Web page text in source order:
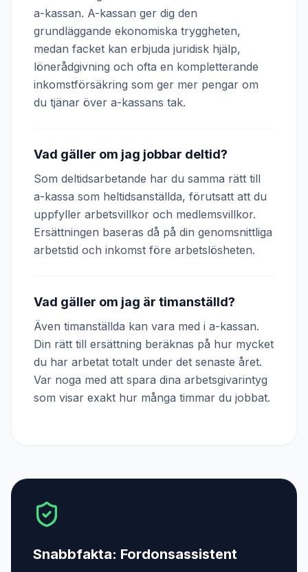
a-kassan. A-kassan ger dig den
grundläggande ekonomiska tryggheten,
medan facket kan erbjuda juridisk hjälp,
lönerådgivning och ofta en kompletterande
inkomstförsäkring som ger mer pengar om
du tjänar över a-kassans tak.
Vad gäller om jag jobbar deltid?
Som deltidsarbetande har du samma rätt till
a-kassa som heltidsanställda, förutsatt att du
uppfyller arbetsvillkor och medlemsvillkor.
Ersättningen baseras då på din genomsnittliga
arbetstid och inkomst före arbetslösheten.
Vad gäller om jag är timanställd?
Även timanställda kan vara med i a-kassan.
Din rätt till ersättning beräknas på hur mycket
du har arbetat totalt under det senaste året.
Var noga med att spara dina arbetsgivarintyg
som visar exakt hur många timmar du jobbat.
Snabbfakta: Fordonsassistent